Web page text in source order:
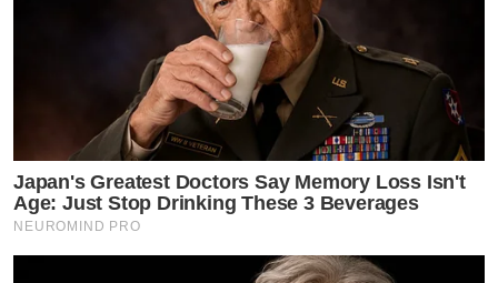
Japan's Greatest Doctors Say Memory Loss Isn't
Age: Just Stop Drinking These 3 Beverages
NEUROMIND PRO